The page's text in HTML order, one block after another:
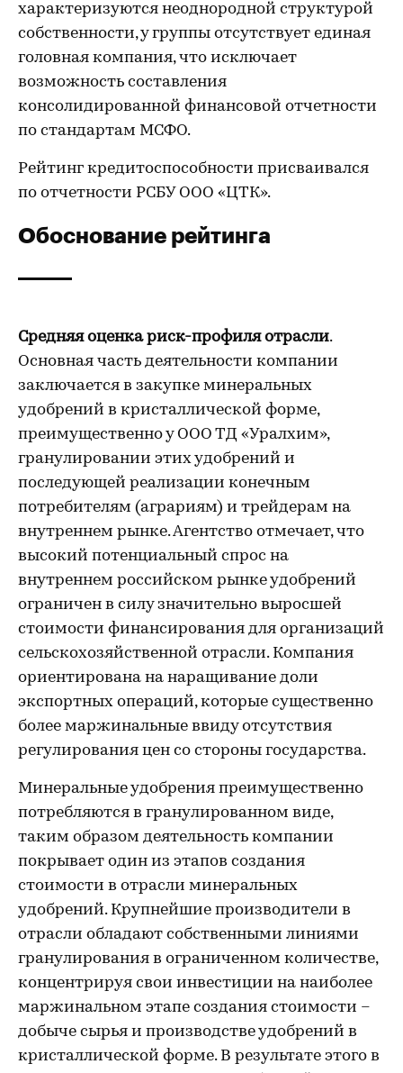
характеризуются неоднородной структурой
собственности, у группы отсутствует единая
головная компания, что исключает
возможность составления
консолидированной финансовой отчетности
по стандартам МСФО.
Рейтинг кредитоспособности присваивался
по отчетности РСБУ ООО «ЦТК».
Обоснование рейтинга
Средняя оценка риск-профиля отрасли.
Основная часть деятельности компании
заключается в закупке минеральных
удобрений в кристаллической форме,
преимущественно у ООО ТД «Уралхим»,
гранулировании этих удобрений и
последующей реализации конечным
потребителям (аграриям) и трейдерам на
внутреннем рынке. Агентство отмечает, что
высокий потенциальный спрос на
внутреннем российском рынке удобрений
ограничен в силу значительно выросшей
стоимости финансирования для организаций
сельскохозяйственной отрасли. Компания
ориентирована на наращивание доли
экспортных операций, которые существенно
более маржинальные ввиду отсутствия
регулирования цен со стороны государства.
Минеральные удобрения преимущественно
потребляются в гранулированном виде,
таким образом деятельность компании
покрывает один из этапов создания
стоимости в отрасли минеральных
удобрений. Крупнейшие производители в
отрасли обладают собственными линиями
гранулирования в ограниченном количестве,
концентрируя свои инвестиции на наиболее
маржинальном этапе создания стоимости –
добыче сырья и производстве удобрений в
кристаллической форме. В результате этого в